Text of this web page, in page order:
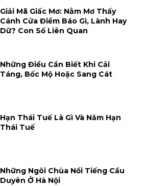
Giải Mã Giấc Mơ: Nằm Mơ Thấy
Cánh Cửa Điềm Báo Gì, Lành Hay
Dữ? Con Số Liên Quan
Những Điều Cần Biết Khi Cải
Táng, Bốc Mộ Hoặc Sang Cát
Hạn Thái Tuế Là Gì Và Năm Hạn
Thái Tuế
Những Ngôi Chùa Nổi Tiếng Cầu
Duyên Ở Hà Nội